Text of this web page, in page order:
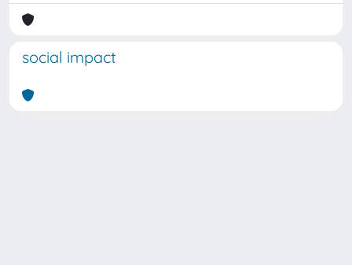
social impact